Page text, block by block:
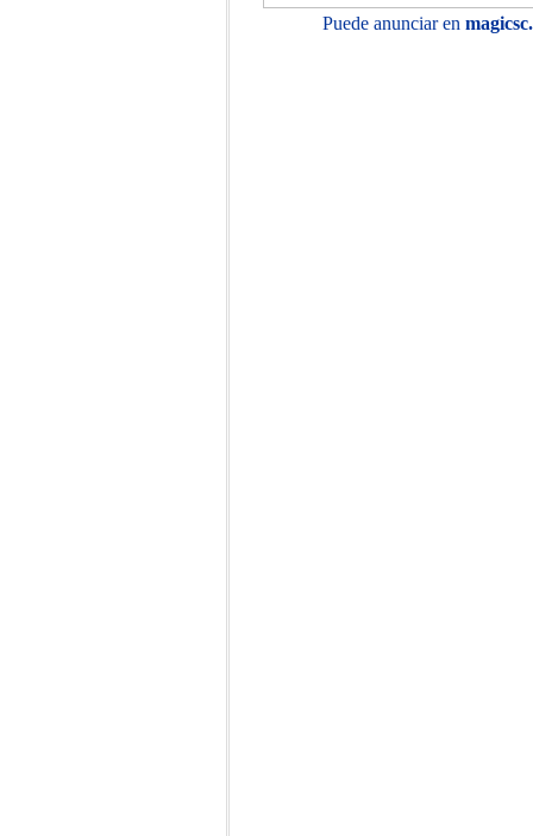
Puede anunciar en